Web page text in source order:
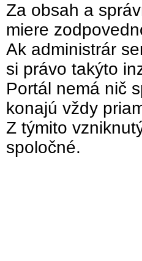
Za obsah a
miere
Ak administrár
si právo takýto
Portál nemá nič
konajú vždy
Z týmito
spoločné.